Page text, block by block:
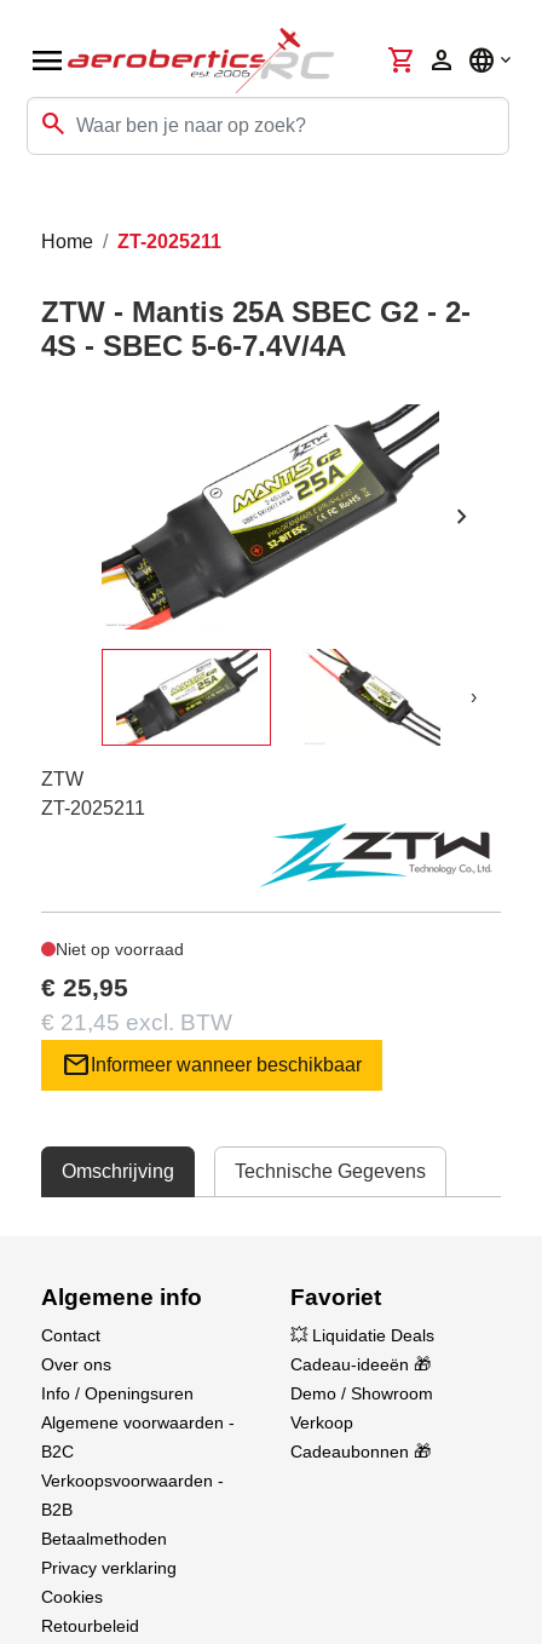
menu
search
shopping_cart person language
Home ZT-2025211
ZTW - Mantis 25A SBEC G2 - 2-
4S - SBEC 5-6-7.4V/4A
chevron_right
›
ZTW
ZT-2025211
Niet op voorraad
€ 25,95
€ 21,45 excl. BTW
mail Informeer wanneer beschikbaar
Omschrijving Technische Gegevens
Algemene info
Contact
Over ons
Info / Openingsuren
Algemene voorwaarden -
B2C
Verkoopsvoorwaarden -
B2B
Betaalmethoden
Privacy verklaring
Cookies
Retourbeleid
Favoriet
💥 Liquidatie Deals
Cadeau-ideeën 🎁
Demo / Showroom
Verkoop
Cadeaubonnen 🎁